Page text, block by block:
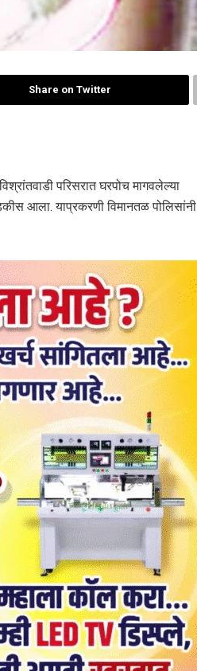
Share on Twitter
परिसरात घरपोच मागवलेल्या
आला. याप्रकरणी विमानतळ पोलिसांनी